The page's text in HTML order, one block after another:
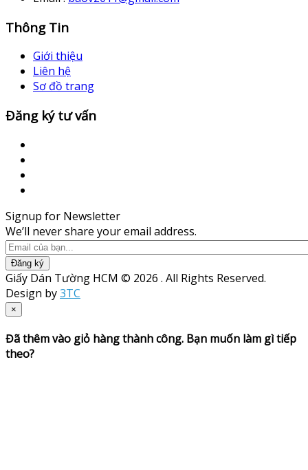
Thông Tin
Giới thiệu
Liên hệ
Sơ đồ trang
Đăng ký tư vấn
Signup for Newsletter
We’ll never share your email address.
Đăng ký
Giấy Dán Tường HCM © 2026 . All Rights Reserved.
Design by3TC
×
Đã thêm vào giỏ hàng thành công. Bạn muốn làm gì tiếp
theo?